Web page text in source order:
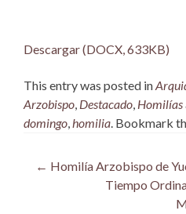
Descargar (DOCX, 633KB)
This entry was posted in
Arzobispo, Destacado, Homilías
domingo,homilia. Bookmark
Post
navigation
← Homilía Arzobispo de
Tiempo